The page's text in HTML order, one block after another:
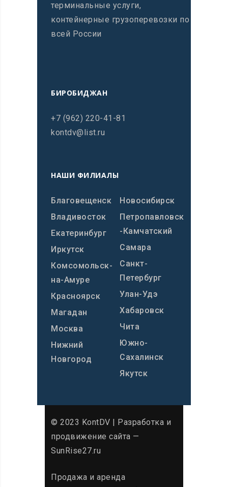
терминальные услуги,
контейнерные грузоперевозки по
всей России
БИРОБИДЖАН
+7 (962) 220-41-81
kontdv@list.ru
НАШИ ФИЛИАЛЫ
Благовещенск
Владивосток
Екатеринбург
Иркутск
Комсомольск-
на-Амуре
Красноярск
Магадан
Москва
Нижний
Новгород
Новосибирск
Петропавловск
-Камчатский
Самара
Санкт-
Петербург
Улан-Удэ
Хабаровск
Чита
Южно-
Сахалинск
Якутск
© 2023 KontDV | Разработка и
продвижение сайта —
SunRise27.ru
Продажа и аренда